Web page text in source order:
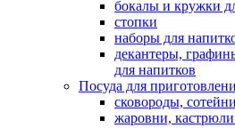
бокалы и кружки
стопки
наборы для
декантеры,
для напитков
Посуда для
сковороды,
жаровни,